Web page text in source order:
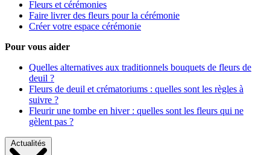
Fleurs et cérémonies
Faire livrer des fleurs pour la cérémonie
Créer votre espace cérémonie
Pour vous aider
Quelles alternatives aux traditionnels bouquets de fleurs de
deuil ?
Fleurs de deuil et crématoriums : quelles sont les règles à
suivre ?
Fleurir une tombe en hiver : quelles sont les fleurs qui ne
gèlent pas ?
Actualités